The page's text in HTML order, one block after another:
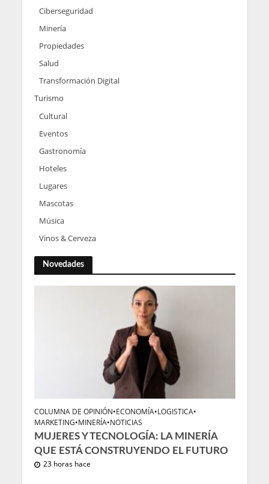
Ciberseguridad
Minería
Propiedades
Salud
Transformación Digital
Turismo
Cultural
Eventos
Gastronomía
Hoteles
Lugares
Mascotas
Música
Vinos & Cerveza
Novedades
COLUMNA DE OPINIÓN•ECONOMÍA•LOGISTICA•
MARKETING•MINERÍA•NOTICIAS
MUJERES Y TECNOLOGÍA: LA MINERÍA
QUE ESTÁ CONSTRUYENDO EL FUTURO
23 horas hace